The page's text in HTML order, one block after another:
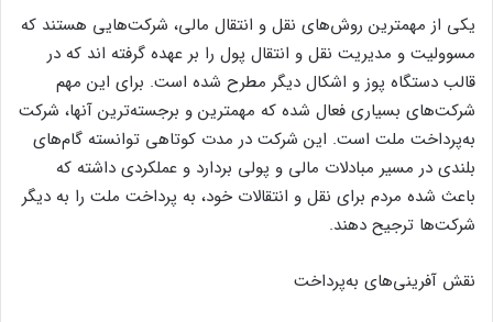
یکی از مهمترین روش‌های نقل و انتقال مالی، شرکت‌هایی هستند که
مسوولیت و مدیریت نقل و انتقال پول را بر عهده گرفته اند که در
قالب دستگاه پوز و اشکال دیگر مطرح شده است. برای این مهم
شرکت‌های بسیاری فعال شده که مهمترین و برجسته‌ترین آنها، شرکت
به‌پرداخت ملت است. این شرکت در مدت کوتاهی توانسته گام‌های
بلندی در مسیر مبادلات مالی و پولی بردارد و عملکردی داشته که
باعث شده مردم برای نقل و انتقالات خود، به پرداخت ملت را به دیگر
شرکت‌ها ترجیح دهند.
نقش آفرینی‌های به‌پرداخت